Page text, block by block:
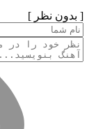
[ بدون نظر ]